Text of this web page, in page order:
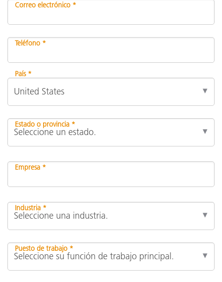
Correo electrónico *
Teléfono *
País *
Estado o provincia *
Empresa *
Industria *
Puesto de trabajo *